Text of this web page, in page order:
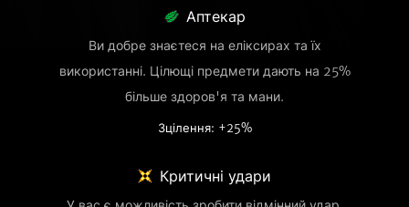
Аптекар
Ви добре знаєтеся на еліксирах та їх
використанні. Цілющі предмети дають на 25%
більше здоров'я та мани.
Зцілення: +25%
Критичні удари